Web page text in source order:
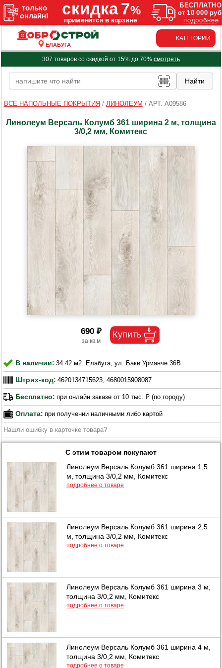
ЕЛАБУГА
КАТЕГОРИИ
307 товаров со скидкой от 15% до 70% смотреть
ВСЕ НАПОЛЬНЫЕ ПОКРЫТИЯ / ЛИНОЛЕУМ / АРТ. A09586
Линолеум Версаль Колумб 361 ширина 2 м, толщина
3/0,2 мм, Комитекс
690 ₽
В наличии: 34.42 м2. Елабуга, ул. Баки Урманче 36В
Штрих-код: 4620134715623, 4680015908087
Бесплатно: при онлайн заказе от 10 тыс. ₽ (по городу)
Оплата: при получении наличными либо картой
Нашли ошибку в карточке товара?
С этим товаром покупают
Линолеум Версаль Колумб 361 ширина 1,5
м, толщина 3/0,2 мм, Комитекс
подробнее о товаре
Линолеум Версаль Колумб 361 ширина 2,5
м, толщина 3/0,2 мм, Комитекс
подробнее о товаре
Линолеум Версаль Колумб 361 ширина 3 м,
толщина 3/0,2 мм, Комитекс
подробнее о товаре
Линолеум Версаль Колумб 361 ширина 4 м,
толщина 3/0,2 мм, Комитекс
подробнее о товаре